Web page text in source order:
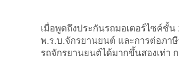
เมื่อพูดถึงประกันรถมอเตอร์ไซค์ชั้
พ.ร.บ.จักรยานยนต์ และการต่อภา
รถจักรยานยนต์ได้มากขึ้นสองเท่า